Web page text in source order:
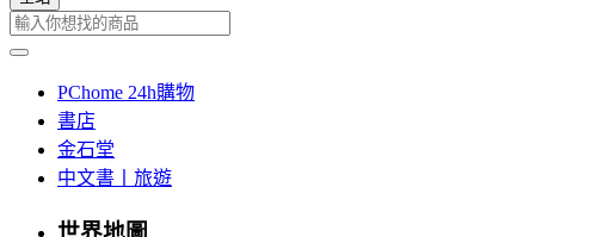
PChome 24h購物
書店
金石堂
中文書丨旅遊
世界地圖